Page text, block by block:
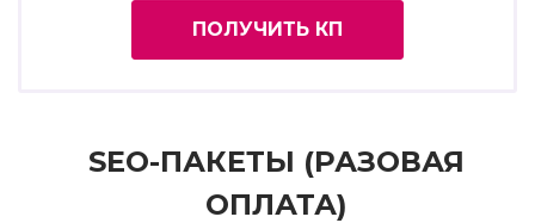
ПОЛУЧИТЬ КП
SEO-ПАКЕТЫ (РАЗОВАЯ
ОПЛАТА)